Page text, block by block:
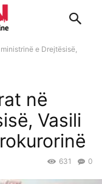
e Drejtësisë,
në
Vasili
0
631